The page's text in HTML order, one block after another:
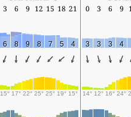
3 6 9 12 15 18 21 0 3 6 9
6 8 9 8 7 5 4 3 3 3 4
15° 17° 22° 25° 25° 19° 15° 14° 12° 16° 24°